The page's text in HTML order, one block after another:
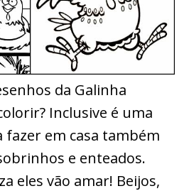
da Galinha
Inclusive é uma
fazer em casa também
e enteados.
eles vão amar! Beijos,